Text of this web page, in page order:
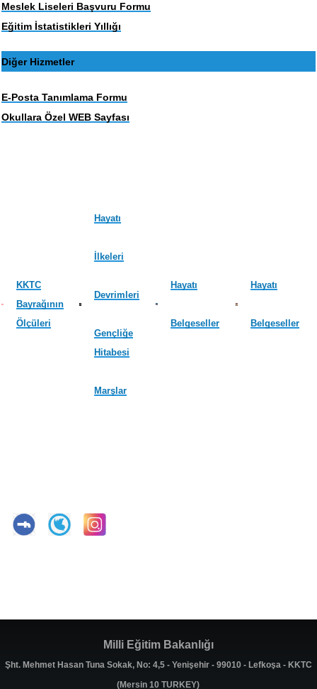
Meslek Liseleri Başvuru Formu
Eğitim İstatistikleri Yıllığı
Diğer Hizmetler
E-Posta Tanımlama Formu
Okullara Özel WEB Sayfası
KKTC
Bayrağının
Ölçüleri
Hayatı
İlkeleri
Devrimleri
Gençliğe
Hitabesi
Marşlar
Hayatı
Belgeseller
Hayatı
Belgeseller
Milli Eğitim Bakanlığı
Şht. Mehmet Hasan Tuna Sokak, No: 4,5 - Yenişehir - 99010 - Lefkoşa - KKTC
(Mersin 10 TURKEY)